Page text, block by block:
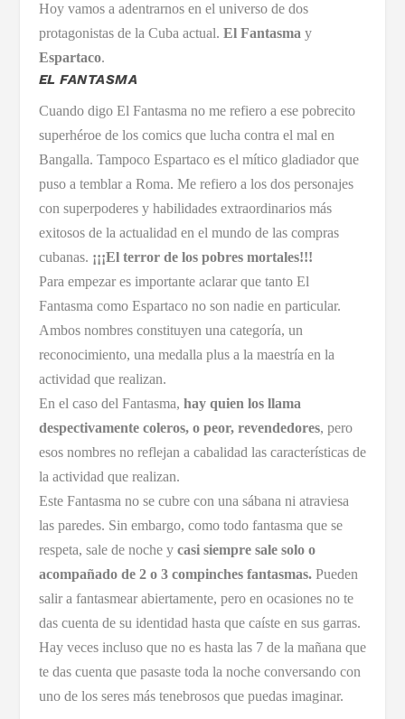
Hoy vamos a adentrarnos en el universo de dos
protagonistas de la Cuba actual. El Fantasma y
Espartaco.
EL FANTASMA
Cuando digo El Fantasma no me refiero a ese pobrecito
superhéroe de los comics que lucha contra el mal en
Bangalla. Tampoco Espartaco es el mítico gladiador que
puso a temblar a Roma. Me refiero a los dos personajes
con superpoderes y habilidades extraordinarios más
exitosos de la actualidad en el mundo de las compras
cubanas. ¡¡¡El terror de los pobres mortales!!!
Para empezar es importante aclarar que tanto El
Fantasma como Espartaco no son nadie en particular.
Ambos nombres constituyen una categoría, un
reconocimiento, una medalla plus a la maestría en la
actividad que realizan.
En el caso del Fantasma, hay quien los llama
despectivamente coleros, o peor, revendedores, pero
esos nombres no reflejan a cabalidad las características de
la actividad que realizan.
Este Fantasma no se cubre con una sábana ni atraviesa
las paredes. Sin embargo, como todo fantasma que se
respeta, sale de noche y casi siempre sale solo o
acompañado de 2 o 3 compinches fantasmas.Pueden
salir a fantasmear abiertamente, pero en ocasiones no te
das cuenta de su identidad hasta que caíste en sus garras.
Hay veces incluso que no es hasta las 7 de la mañana que
te das cuenta que pasaste toda la noche conversando con
uno de los seres más tenebrosos que puedas imaginar.